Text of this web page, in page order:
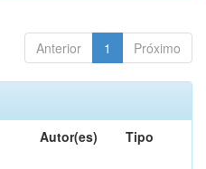
Anterior 1 Próximo
Autor(es) Tipo